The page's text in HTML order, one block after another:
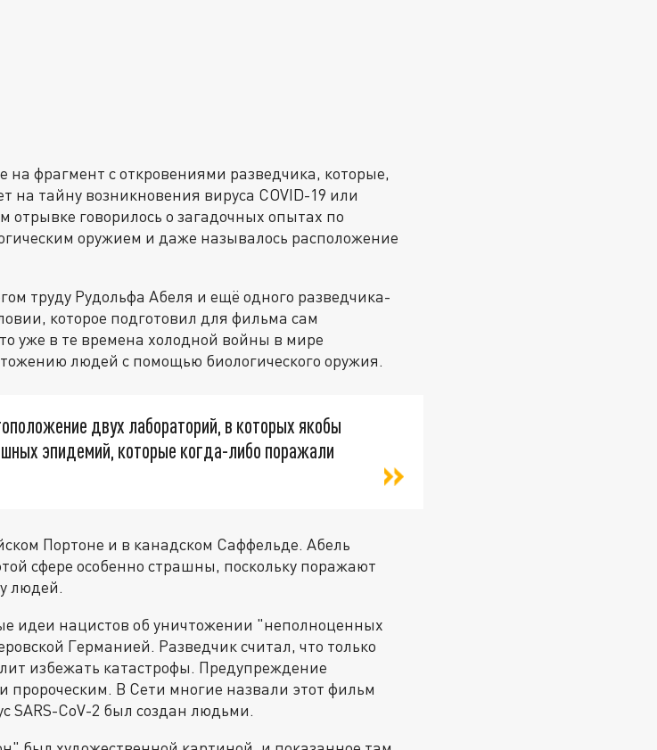
фрагмент с откровениями разведчика, которые,
на тайну возникновения вируса COVID-19 или
отрывке говорилось о загадочных опытах по
оружием и даже называлось расположение
труду Рудольфа Абеля и ещё одного разведчика-
которое подготовил для фильма сам
уже в те времена холодной войны в мире
людей с помощью биологического оружия.
двух лабораторий, в которых якобы
эпидемий, которые когда-либо поражали
Портоне и в канадском Саффельде. Абель
сфере особенно страшны, поскольку поражают
людей.
идеи нацистов об уничтожении "неполноценных
Германией. Разведчик считал, что только
избежать катастрофы. Предупреждение
пророческим. В Сети многие назвали этот фильм
SARS-CоV-2 был создан людьми.